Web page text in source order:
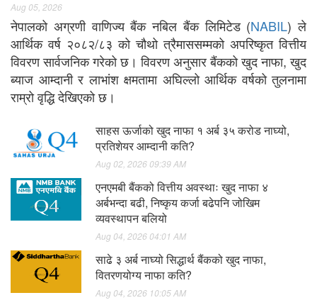
Aug 05, 2026
नेपालको अग्रणी वाणिज्य बैंक नबिल बैंक लिमिटेड (NABIL) ले
आर्थिक वर्ष २०८२/८३ को चौथो त्रैमाससम्मको अपरिष्कृत वित्तीय
विवरण सार्वजनिक गरेको छ। विवरण अनुसार बैंकको खुद नाफा, खुद
ब्याज आम्दानी र लाभांश क्षमतामा अघिल्लो आर्थिक वर्षको तुलनामा
राम्रो वृद्धि देखिएको छ।
साहस ऊर्जाको खुद नाफा १ अर्ब ३५ करोड नाघ्यो,
प्रतिशेयर आम्दानी कति?
Aug 02, 2026 09:39 AM
एनएमबी बैंकको वित्तीय अवस्थाः खुद नाफा ४
अर्बभन्दा बढी, निष्कृय कर्जा बढेपनि जोखिम
व्यवस्थापन बलियो
Aug 04, 2026 04:01 AM
साढे ३ अर्ब नाघ्यो सिद्धार्थ बैंकको खुद नाफा,
वितरणयोग्य नाफा कति?
Aug 04, 2026 10:05 AM